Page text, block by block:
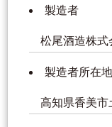
製造者
松尾酒造株式
製造者所在地
高知県香美市